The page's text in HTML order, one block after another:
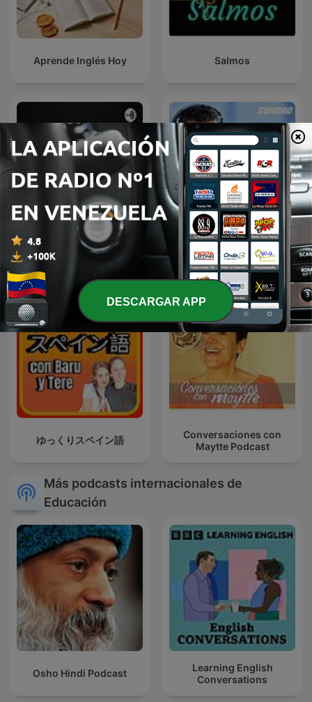
Aprende Inglés Hoy Salmos
Conferencias Universidad
de Palermo
El Podcast de Marco
Antonio Regil
ゆっくりスペイン語
Conversaciones con
Maytte Podcast
Más podcasts internacionales de
Educación
Osho Hindi Podcast
Learning English
Conversations
DESCARGAR APP